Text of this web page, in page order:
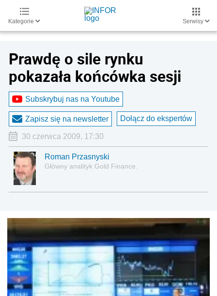
Kategorie Serwisy
Prawdę o sile rynku
pokazała końcówka sesji
Subskrybuj nas na Youtube
Zapisz się na newsletter Dołącz do ekspertów
30 czerwca 2009, 17:30
Roman Przasnyski
Główny analityk Gold Finance.